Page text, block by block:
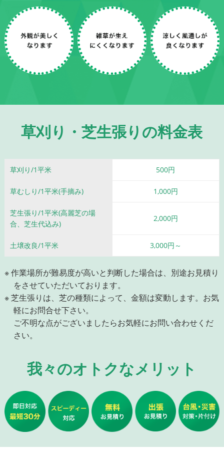
草刈り・芝生張りの料金表
草刈り/1平米 500円
草むしり/1平米(手摘み) 1,000円
芝生張り/1平米(高麗芝の場
合、芝生代込み)
2,000円
土壌改良/1平米 3,000円～
※ 作業場所が難易度が高いと判断した場合は、別途お見積り
をさせていただいております。
※ 芝生張りは、芝の種類によって、金額は変動します。お気
軽にお問合せ下さい。
ご不明な点がございましたらお気軽にお問い合わせくだ
さい。
我々のオトクなメリット